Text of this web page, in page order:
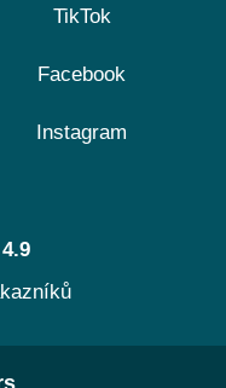
TikTok
Facebook
Instagram